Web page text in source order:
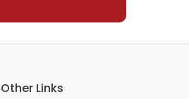
Other Links